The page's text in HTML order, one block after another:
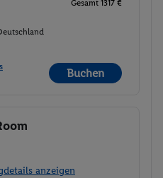
Gesamt 1317 €
Buchen
anzeigen